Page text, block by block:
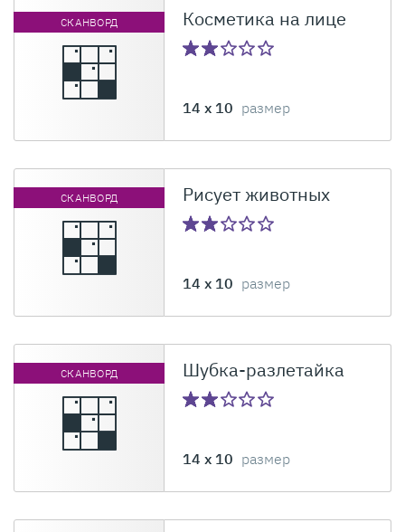
СКАНВОРД Косметика на лице
14 x 10 размер
СКАНВОРД Рисует животных
14 x 10 размер
СКАНВОРД Шубка-разлетайка
14 x 10 размер